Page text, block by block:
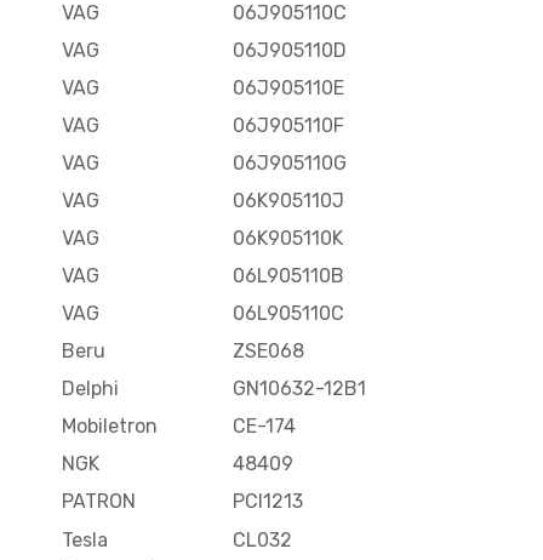
VAG
06J905110C
VAG
06J905110D
VAG
06J905110E
VAG
06J905110F
VAG
06J905110G
VAG
06K905110J
VAG
06K905110K
VAG
06L905110B
VAG
06L905110C
Beru
ZSE068
Delphi
GN10632-12B1
Mobiletron
CE-174
NGK
48409
PATRON
PCI1213
Tesla
CL032